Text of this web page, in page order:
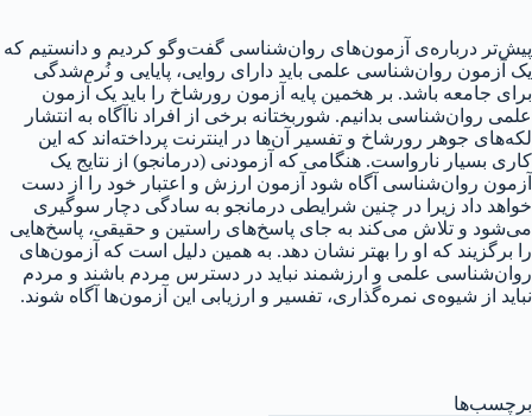
پیش‌تر درباره‌ی آزمون‌های روان‌شناسی گفت‌و‌گو کردیم و دانستیم که
یک آزمون روان‌شناسی علمی باید دارای روایی، پایایی و نُرم‌شدگی
برای جامعه باشد. بر هخمین پایه آزمون رورشاخ را باید یک آزمون
علمی روان‌شناسی بدانیم. شوربختانه برخی از افراد ناآگاه به انتشار
لکه‌های جوهر رورشاخ و تفسیر آن‌ها در اینترنت پرداخته‌اند که این
کاری بسیار نارواست. هنگامی که آزمودنی (درمانجو) از نتایج یک
آزمون روان‌شناسی آگاه شود آزمون ارزش و اعتبار خود را از دست
خواهد داد زیرا در چنین شرایطی درمانجو به سادگی دچار سوگیری
می‌شود و تلاش می‌کند به جای پاسخ‌های راستین و حقیقی، پاسخ‌هایی
را برگزیند که او را بهتر نشان دهد. به همین دلیل است که آزمون‌های
روان‌شناسی علمی و ارزشمند نباید در دسترس مردم باشند و مردم
نباید از شیوه‌ی نمره‌گذاری، تفسیر و ارزیابی این آزمون‌ها آگاه شوند.
برچسب‌ها